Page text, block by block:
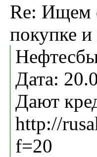
Re: Ищем
покупке
Дата:
Дают
http://
f=20